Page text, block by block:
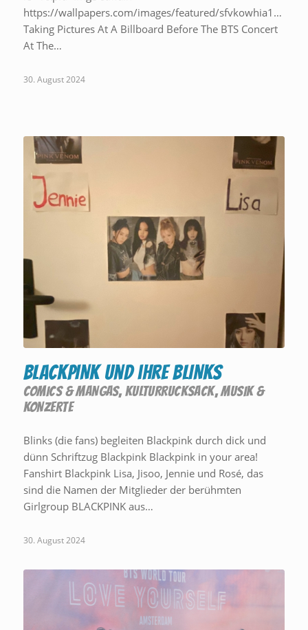
https://wallpapers.com/images/featured/
Taking Pictures At A Billboard Before The BTS Concert
At The…
30. August 2024
BLACKPINK und ihre BLINKS
COMICS & MANGAS, KULTURRUCKSACK,MUSIK &
KONZERTE
Blinks (die fans) begleiten Blackpink durch dick und
dünn Schriftzug Blackpink Blackpink in your area!
Fanshirt Blackpink Lisa, Jisoo, Jennie und Rosé, das
sind die Namen der Mitglieder der berühmten
Girlgroup BLACKPINK aus…
30. August 2024